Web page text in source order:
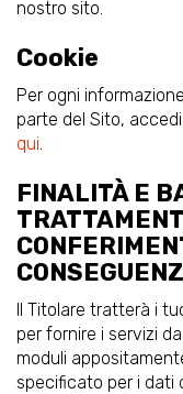
nostro sito.
Cookie
Per ogni
parte del Sito,
qui.
FINALITÀ E
Il Titolare tratterà i
per fornire i servizi
moduli
specificato per i dati